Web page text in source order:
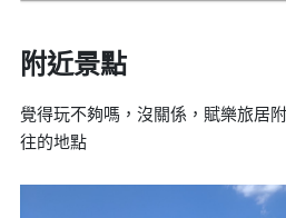
附近景點
覺得玩不夠嗎，沒關係，賦樂旅居
往的地點